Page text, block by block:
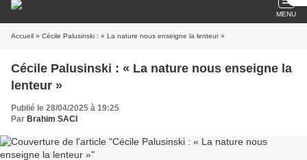
MENU
Accueil » Cécile Palusinski : « La nature nous enseigne la lenteur »
Cécile Palusinski : « La nature nous enseigne la
lenteur »
Publié le 28/04/2025 à 19:25
Par Brahim SACI